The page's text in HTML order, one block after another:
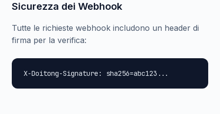
Sicurezza dei Webhook
Tutte le richieste webhook includono un header di
firma per la verifica:
X-Doitong-Signature: sha256=abc123...